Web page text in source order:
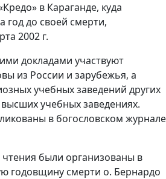
в Караганде, куда
год до своей смерти,
2002 г.
докладами участвуют
из России и зарубежья, а
учебных заведений других
учебных заведениях.
в богословском журнале
были организованы в
годовщину смерти о. Бернардо